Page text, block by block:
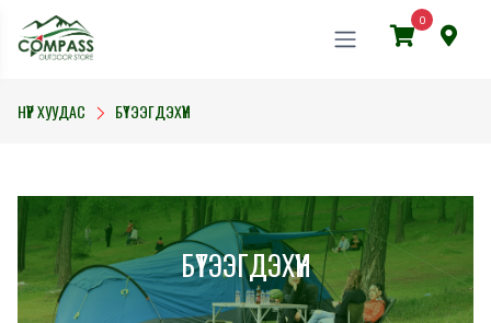
0
НҮҮР ХУУДАС БҮТЭЭГДЭХҮҮН
БҮТЭЭГДЭХҮҮН